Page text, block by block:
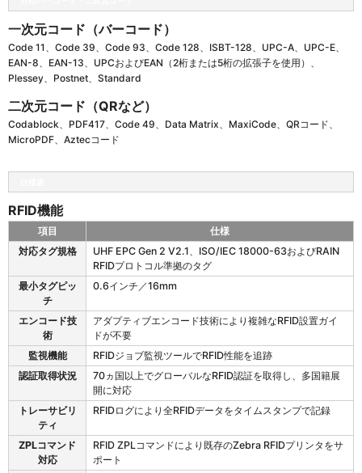
一次元コード（バーコード）
Code 11、Code 39、Code 93、Code 128、ISBT-128、UPC-A、UPC-E、
EAN-8、EAN-13、UPCおよびEAN（2桁または5桁の拡張子を使用）、
Plessey、Postnet、Standard
二次元コード（QRなど）
Codablock、PDF417、Code 49、Data Matrix、MaxiCode、QRコード、
MicroPDF、Aztecコード
RFID機能
6
R
F
項目
仕様
対応タグ規格
UHF EPC Gen 2 V2.1、ISO/IEC 18000-63およびRAIN
RFIDプロトコル準拠のタグ
最小タグピッ
チ
0.6インチ／16mm
エンコード技
術
アダプティブエンコード技術により複雑なRFID設置ガイ
ドが不要
監視機能
RFIDジョブ監視ツールでRFID性能を追跡
認証取得状況
70ヵ国以上でグローバルなRFID認証を取得し、多国籍展
開に対応
トレーサビリ
ティ
RFIDログにより全RFIDデータをタイムスタンプで記録
ZPLコマンド
対応
RFID ZPLコマンドにより既存のZebra RFIDプリンタをサ
ポート